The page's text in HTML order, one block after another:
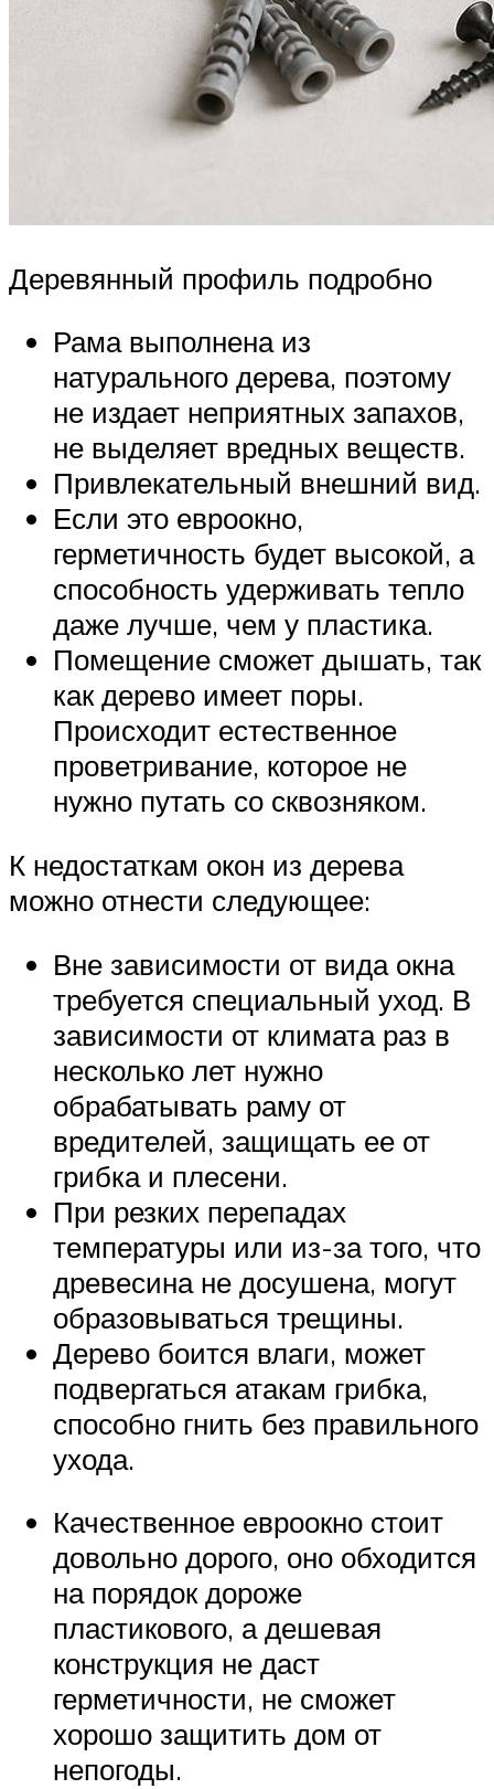
Деревянный профиль подробно
Рама выполнена из
натурального дерева, поэтому
не издает неприятных запахов,
не выделяет вредных веществ.
Привлекательный внешний вид.
Если это евроокно,
герметичность будет высокой, а
способность удерживать тепло
даже лучше, чем у пластика.
Помещение сможет дышать, так
как дерево имеет поры.
Происходит естественное
проветривание, которое не
нужно путать со сквозняком.
К недостаткам окон из дерева
можно отнести следующее:
Вне зависимости от вида окна
требуется специальный уход. В
зависимости от климата раз в
несколько лет нужно
обрабатывать раму от
вредителей, защищать ее от
грибка и плесени.
При резких перепадах
температуры или из-за того, что
древесина не досушена, могут
образовываться трещины.
Дерево боится влаги, может
подвергаться атакам грибка,
способно гнить без правильного
ухода.
Качественное евроокно стоит
довольно дорого, оно обходится
на порядок дороже
пластикового, а дешевая
конструкция не даст
герметичности, не сможет
хорошо защитить дом от
непогоды.